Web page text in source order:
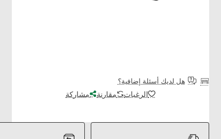
هل لديك أسئلة إضافية؟
الرغبات مقارنة مشاركة